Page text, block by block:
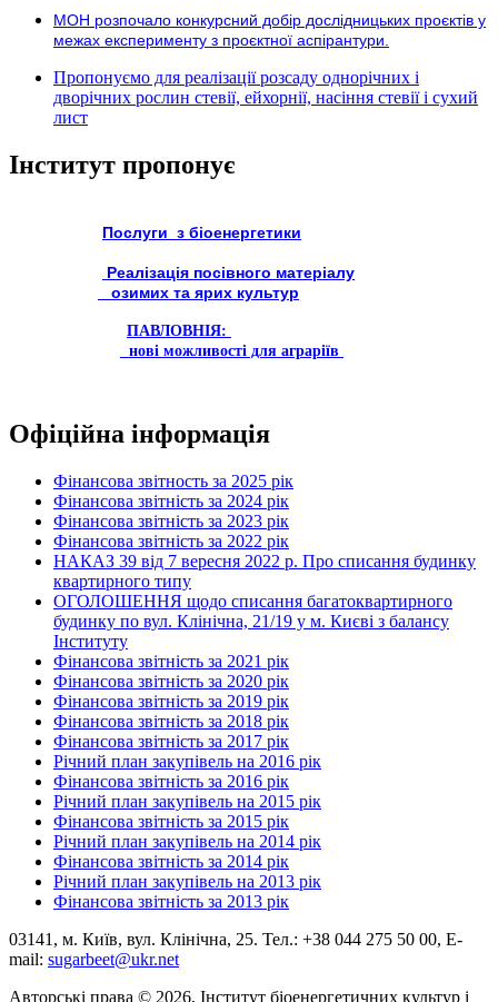
МОН розпочало конкурсний добір дослідницьких проєктів у
межах експерименту з проєктної аспірантури.
Пропонуємо для реалізації розсаду однорічних і
дворічних рослин стевії, ейхорнії, насіння стевії і сухий
лист
Інститут пропонує
Послуги з біоенергетики
Реалізація посівного матеріалу
озимих та ярих культур
ПАВЛОВНІЯ:
нові можливості для аграріїв
Офіційна інформація
Фінансова звітность за 2025 рік
Фінансова звітність за 2024 рік
Фінансова звітність за 2023 рік
Фінансова звітність за 2022 рік
НАКАЗ 39 від 7 вересня 2022 р. Про списання будинку
квартирного типу
ОГОЛОШЕННЯ щодо списання багатоквартирного
будинку по вул. Клінічна, 21/19 у м. Києві з балансу
Інституту
Фінансова звітність за 2021 рік
Фінансова звітність за 2020 рік
Фінансова звітність за 2019 рік
Фінансова звітність за 2018 рік
Фінансова звітність за 2017 рік
Річний план закупівель на 2016 рік
Фінансова звітність за 2016 рік
Річний план закупівель на 2015 рік
Фінансова звітність за 2015 рік
Річний план закупівель на 2014 рік
Фінансова звітність за 2014 рік
Річний план закупівель на 2013 рік
Фінансова звітність за 2013 рік
03141, м. Київ, вул. Клінічна, 25. Тел.: +38 044 275 50 00, E-
mail: sugarbeet@ukr.net
Авторські права © 2026, Інститут біоенергетичних культур і